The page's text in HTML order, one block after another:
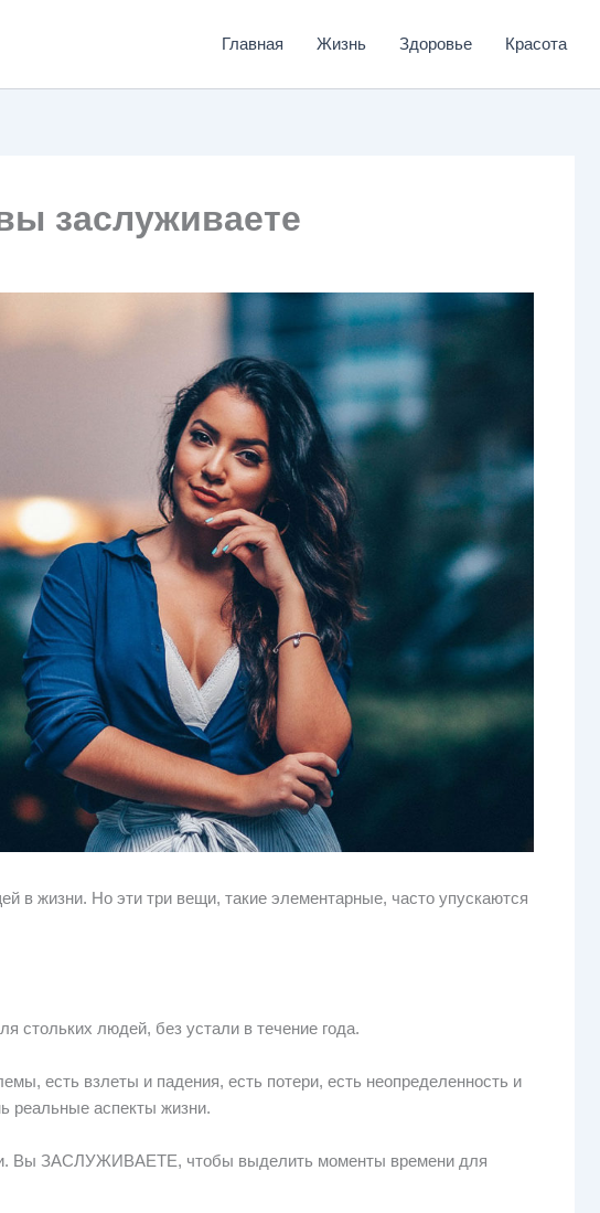
Главная Жизнь Здоровье Красота
заслуживаете
в жизни. Но эти три вещи, такие элементарные, часто упускаются
стольких людей, без устали в течение года.
есть взлеты и падения, есть потери, есть неопределенность и
реальные аспекты жизни.
Вы ЗАСЛУЖИВАЕТЕ, чтобы выделить моменты времени для